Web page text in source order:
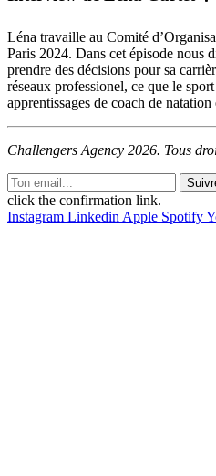
Léna travaille au Comité
Paris 2024. Dans cet épisode nous
prendre des décisions pour sa
réseaux professionel, ce que le
apprentissages de coach de natation
Challengers Agency 2026. Tous
click the confirmation link.
Instagram Linkedin Apple Spotify